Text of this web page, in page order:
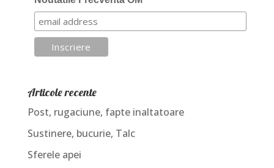
Articole recente
Post, rugaciune, fapte inaltatoare
Sustinere, bucurie, Talc
Sferele apei